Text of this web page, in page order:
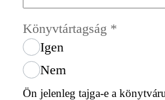
Könyvtártagság *
Igen
Nem
Ön jelenleg tajga-e a